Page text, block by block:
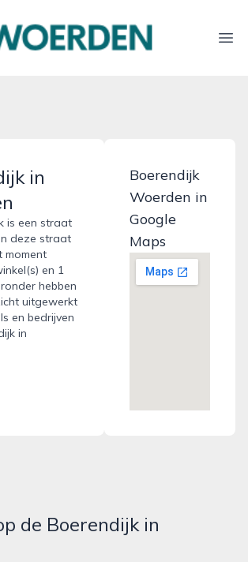
in
is een straat
deze straat
moment
en 1
hebben
uitgewerkt
en bedrijven
in
Boerendijk
Woerden in
Google
Maps
de Boerendijk in